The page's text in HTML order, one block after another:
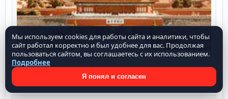
20.05.2026
Китай продлит безвизовый режим с Россией до 31
Мы используем cookies для работы сайта и аналитики, чтобы
сайт работал корректно и был удобнее для вас. Продолжая
пользоваться сайтом, вы соглашаетесь с их использованием.
Подробнее
Я понял и согласен